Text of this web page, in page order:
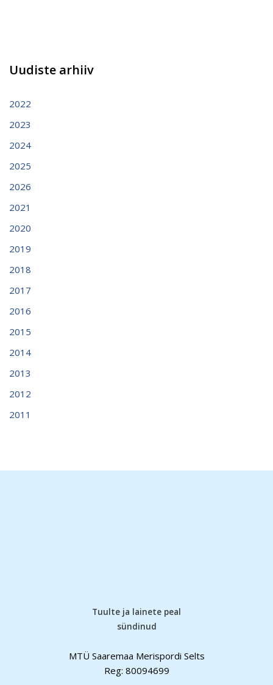
Uudiste arhiiv
2022
2023
2024
2025
2026
2021
2020
2019
2018
2017
2016
2015
2014
2013
2012
2011
Tuulte ja lainete peal
sündinud
MTÜ Saaremaa Merispordi Selts
Reg: 80094699